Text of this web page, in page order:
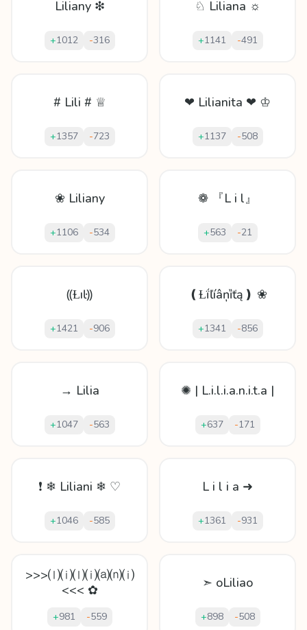
Liliany ❇
+1012 -316
♘ Liliana ☼
+1141 -491
# Lili # ♕
+1357 -723
❤ Lilianita ❤ ♔
+1137 -508
❀ Liliany
+1106 -534
❁ 『L i l』
+563 -21
⸨Ɫıŀ⸩
+1421 -906
❪Ɫḯľíâņȉťą❫ ❀
+1341 -856
→ Lilia
+1047 -563
✺ | L.i.l.i.a.n.i.t.a |
+637 -171
❗ ❄ Liliani ❄ ♡
+1046 -585
L i l i a ➜
+1361 -931
>>>⒧⒤⒧⒤⒜⒩⒤
<<< ✿
+981 -559
➣ oLiliao
+898 -508